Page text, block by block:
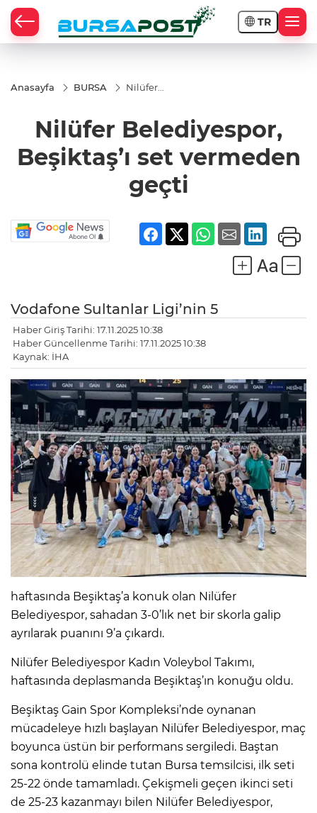
TR
Anasayfa BURSA
Nilüfer
vermeden
geçti
Nilüfer Belediyespor,
Beşiktaş’ı set vermeden
geçti
Vodafone Sultanlar Ligi’nin 5
Haber Giriş Tarihi: 17.11.2025 10:38
Haber Güncellenme Tarihi: 17.11.2025 10:38
Kaynak: İHA
haftasında Beşiktaş’a konuk olan Nilüfer
Belediyespor, sahadan 3-0’lık net bir skorla galip
ayrılarak puanını 9’a çıkardı.
Nilüfer Belediyespor Kadın Voleybol Takımı,
haftasında deplasmanda Beşiktaş’ın konuğu oldu.
Beşiktaş Gain Spor Kompleksi’nde oynanan
mücadeleye hızlı başlayan Nilüfer Belediyespor, maç
boyunca üstün bir performans sergiledi. Baştan
sona kontrolü elinde tutan Bursa temsilcisi, ilk seti
25-22 önde tamamladı. Çekişmeli geçen ikinci seti
de 25-23 kazanmayı bilen Nilüfer Belediyespor,